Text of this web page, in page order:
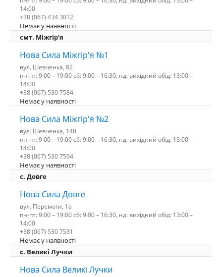
14:00
+38 (067) 434 3012
Немає у наявності
смт. Міжгір'я
Нова Сила Міжгір'я №1
вул. Шевченка, 82
пн-пт: 9:00 – 19:00 сб: 9:00 – 16:30, нд: вихідний обід: 13:00 –
14:00
+38 (067) 530 7584
Немає у наявності
Нова Сила Міжгір'я №2
вул. Шевченка, 140
пн-пт: 9:00 – 19:00 сб: 9:00 – 16:30, нд: вихідний обід: 13:00 –
14:00
+38 (067) 530 7594
Немає у наявності
с. Довге
Нова Сила Довге
вул. Перемоги, 1а
пн-пт: 9:00 – 19:00 сб: 9:00 – 16:30, нд: вихідний обід: 13:00 –
14:00
+38 (067) 530 7531
Немає у наявності
c. Великі Лучки
Нова Сила Великі Лучки